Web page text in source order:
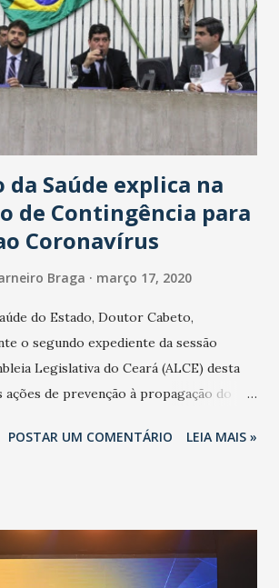
da Saúde explica na
de Contingência para
Coronavírus
Braga março 17, 2020
do Estado, Doutor Cabeto,
o segundo expediente da sessão
Legislativa do Ceará (ALCE) desta
ações de prevenção à propagação do
do Estado na contenção da
e de cuidados com os ambientes
“Nós não estamos vivendo uma
POSTAR UM COMENTÁRIO LEIA MAIS »